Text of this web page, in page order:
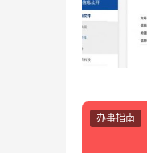
办事指南